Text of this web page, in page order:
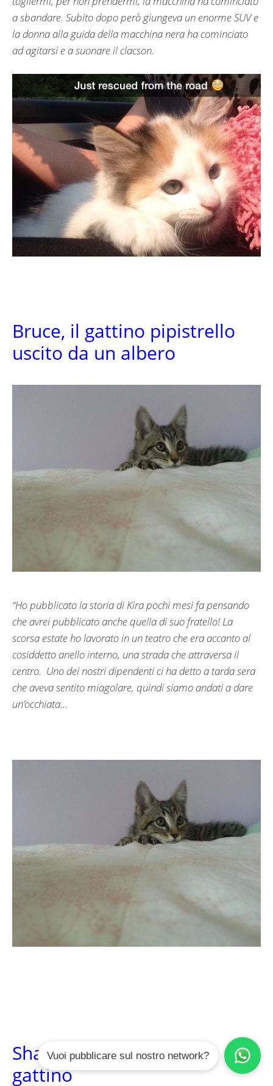
a sbandare. Subito dopo però giungeva un enorme SUV e
la donna alla guida della macchina nera ha cominciato
ad agitarsi e a suonare il clacson.
Bruce, il gattino pipistrello
uscito da un albero
“Ho pubblicato la storia di Kira pochi mesi fa pensando
che avrei pubblicato anche quella di suo fratello! La
scorsa estate ho lavorato in un teatro che era accanto al
cosiddetto anello interno, una strada che attraversa il
centro. Uno dei nostri dipendenti ci ha detto a tarda sera
che aveva sentito miagolare, quindi siamo andati a dare
un’occhiata…
Shadow, un miracolo di
gattino
Vuoi pubblicare sul nostro network?